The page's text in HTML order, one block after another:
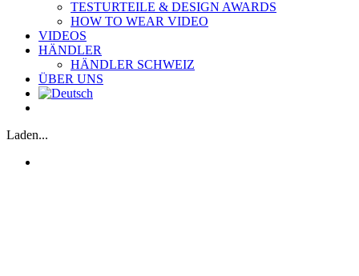
TESTURTEILE & DESIGN AWARDS
HOW TO WEAR VIDEO
VIDEOS
HÄNDLER
HÄNDLER SCHWEIZ
ÜBER UNS
Laden...